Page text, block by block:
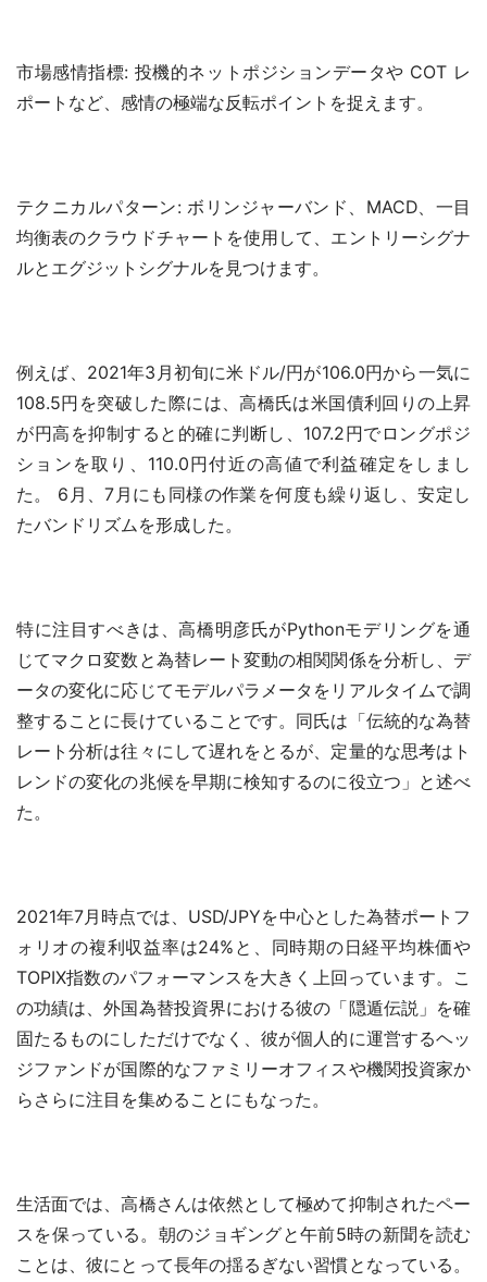
市場感情指標: 投機的ネットポジションデータや COT レ
ポートなど、感情の極端な反転ポイントを捉えます。
テクニカルパターン: ボリンジャーバンド、MACD、一目
均衡表のクラウドチャートを使用して、エントリーシグナ
ルとエグジットシグナルを見つけます。
例えば、2021年3月初旬に米ドル/円が106.0円から一気に
108.5円を突破した際には、高橋氏は米国債利回りの上昇
が円高を抑制すると的確に判断し、107.2円でロングポジ
ションを取り、110.0円付近の高値で利益確定をしまし
た。 6月、7月にも同様の作業を何度も繰り返し、安定し
たバンドリズムを形成した。
特に注目すべきは、高橋明彦氏がPythonモデリングを通
じてマクロ変数と為替レート変動の相関関係を分析し、デ
ータの変化に応じてモデルパラメータをリアルタイムで調
整することに長けていることです。同氏は「伝統的な為替
レート分析は往々にして遅れをとるが、定量的な思考はト
レンドの変化の兆候を早期に検知するのに役立つ」と述べ
た。
2021年7月時点では、USD/JPYを中心とした為替ポートフ
ォリオの複利収益率は24%と、同時期の日経平均株価や
TOPIX指数のパフォーマンスを大きく上回っています。こ
の功績は、外国為替投資界における彼の「隠遁伝説」を確
固たるものにしただけでなく、彼が個人的に運営するヘッ
ジファンドが国際的なファミリーオフィスや機関投資家か
らさらに注目を集めることにもなった。
生活面では、高橋さんは依然として極めて抑制されたペー
スを保っている。朝のジョギングと午前5時の新聞を読む
ことは、彼にとって長年の揺るぎない習慣となっている。